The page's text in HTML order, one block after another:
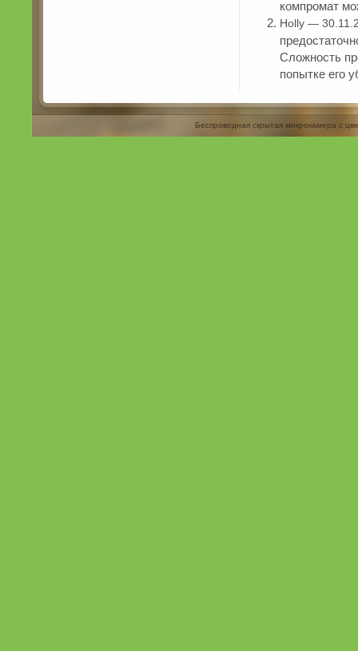
компромат
Holly —
Сложность
попытке его
Беспроводная скрытая микрокамера с